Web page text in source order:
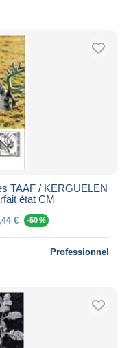
TAAF / KERGUELEN
état CM
€ -50 %
Professionnel